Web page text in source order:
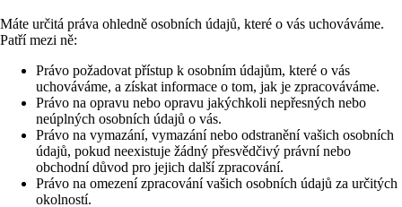
Máte určitá práva ohledně osobních údajů, které o vás uchováváme.
Patří mezi ně:
Právo požadovat přístup k osobním údajům, které o vás
uchováváme, a získat informace o tom, jak je zpracováváme.
Právo na opravu nebo opravu jakýchkoli nepřesných nebo
neúplných osobních údajů o vás.
Právo na vymazání, vymazání nebo odstranění vašich osobních
údajů, pokud neexistuje žádný přesvědčivý právní nebo
obchodní důvod pro jejich další zpracování.
Právo na omezení zpracování vašich osobních údajů za určitých
okolností.